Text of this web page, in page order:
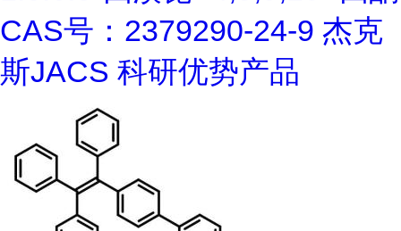
CAS号：2379290-24-9 杰克
斯JACS 科研优势产品